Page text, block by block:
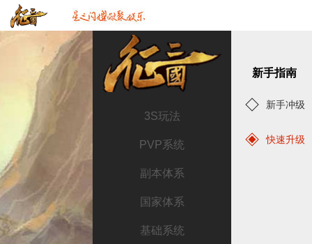
3S玩法
PVP系统
副本体系
国家体系
基础系统
新手指南
新手冲级
快速升级